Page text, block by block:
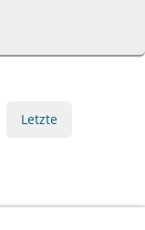
Letzte